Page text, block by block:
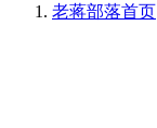
老蒋部落首页